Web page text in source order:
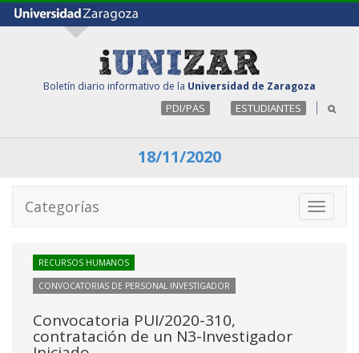
Boletín diario informativo de la Universidad de Zaragoza
PDI/PAS ESTUDIANTES
18/11/2020
Toggle
Categorías
RECURSOS HUMANOS
CONVOCATORIAS DE PERSONAL INVESTIGADOR
Convocatoria PUI/2020-310,
contratación de un N3-Investigador